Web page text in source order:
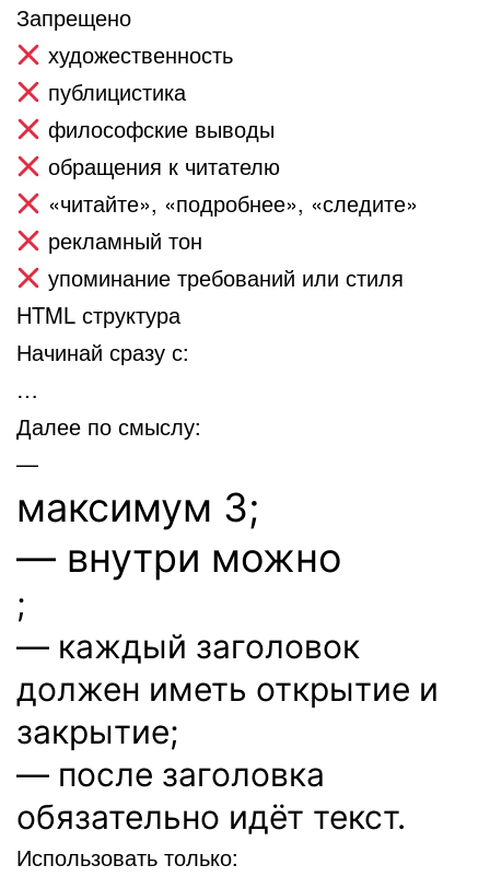
Запрещено
художественность
публицистика
философские выводы
обращения к читателю
«читайте», «подробнее», «следите»
рекламный тон
упоминание требований или стиля
HTML структура
Начинай сразу с:
…
Далее по смыслу:
—
максимум 3;
— внутри можно
;
— каждый заголовок
должен иметь открытие и
закрытие;
— после заголовка
обязательно идёт текст.
Использовать только: